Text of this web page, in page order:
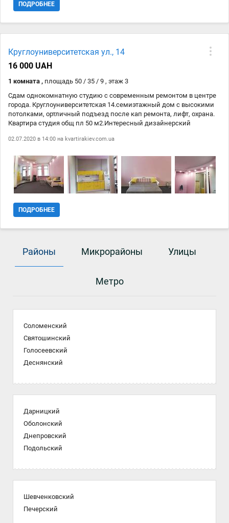
ПОДРОБНЕЕ
Круглоуниверситетская ул., 14
16 000 UAH
1 комната , площадь 50 / 35 / 9 , этаж 3
Сдам однокомнатную студию с современным ремонтом в центре
города. Круглоуниверситетская 14.семиэтажный дом с высокими
потолками, ортличный подъезд после кап ремонта, лифт, охрана.
Квартира студия общ пл 50 м2.Интересный дизайнерский
для проживания одного человека или пары , без детей и без
02.07.2020 в 14:00 на kvartirakiev.com.ua
ПОДРОБНЕЕ
Районы Микрорайоны Улицы
Метро
Соломенский
Святошинский
Голосеевский
Деснянский
Дарницкий
Оболонский
Днепровский
Подольский
Шевченковский
Печерский